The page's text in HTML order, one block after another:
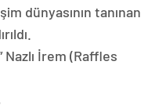
dünyasının tanınan
Nazlı İrem (Raffles